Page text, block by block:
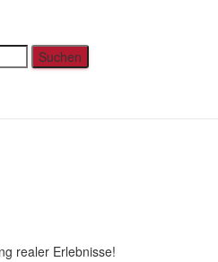
den Hintern
realer Erlebnisse!